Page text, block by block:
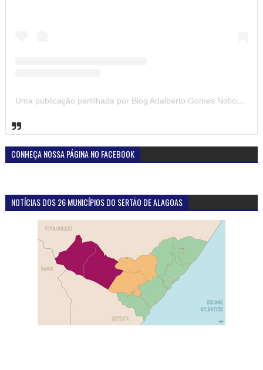
Uma publicação partilhada por Blog Adalberto Gomes Noticias (@blogadalbertogomesnoticiass)
CONHEÇA NOSSA PÁGINA NO FACEBOOK
NOTÍCIAS DOS 26 MUNICÍPIOS DO SERTÃO DE ALAGOAS